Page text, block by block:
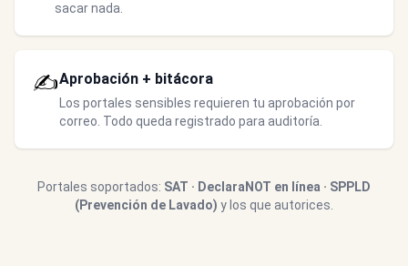
sacar nada.
✍️Aprobación + bitácora
Los portales sensibles requieren tu aprobación por
correo. Todo queda registrado para auditoría.
Portales soportados: SAT · DeclaraNOT en línea · SPPLD
(Prevención de Lavado) y los que autorices.